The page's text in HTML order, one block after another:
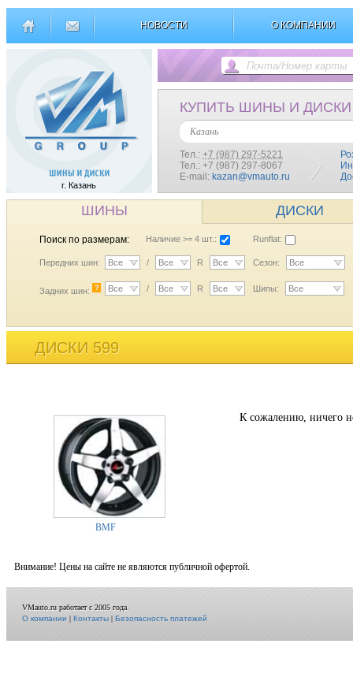
НОВОСТИ О КОМПАНИИ
г. Казань
КУПИТЬ ШИНЫ И ДИСКИ
Казань
Тел.: +7 (987) 297-5221
Тел.: +7 (987) 297-8067
E-mail: kazan@vmauto.ru
ШИНЫ ДИСКИ
Поиск по размерам: Наличие >= 4 шт.: Runflat:
Передних шин: Все / Все R Все Сезон: Все
Задних шин: ? Все / Все R Все Шипы: Все
ДИСКИ 599
BMF
К сожалению, ничего
Внимание! Цены на сайте не являются публичной офертой.
VMauto.ru работает с 2005 года.
О компании|Контакты|Безопасность платежей